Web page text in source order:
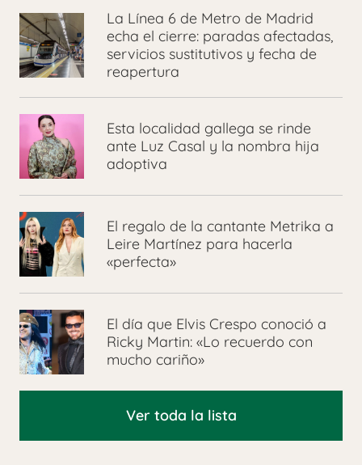
La Línea 6 de Metro de Madrid
echa el cierre: paradas afectadas,
servicios sustitutivos y fecha de
reapertura
Esta localidad gallega se rinde
ante Luz Casal y la nombra hija
adoptiva
El regalo de la cantante Metrika a
Leire Martínez para hacerla
«perfecta»
El día que Elvis Crespo conoció a
Ricky Martin: «Lo recuerdo con
mucho cariño»
Ver toda la lista